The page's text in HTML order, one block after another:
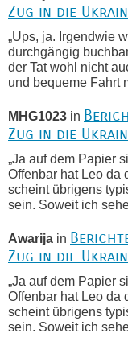
Zug in die
„Ups, ja. Irgendwie
durchgängig
der Tat wohl nicht
und bequeme Fahrt
MHG1023 in
Zug in die
„Ja auf dem Papier
Offenbar hat Leo da
scheint übrigens
sein. Soweit ich
Awarija in
Zug in die
„Ja auf dem Papier
Offenbar hat Leo da
scheint übrigens
sein. Soweit ich